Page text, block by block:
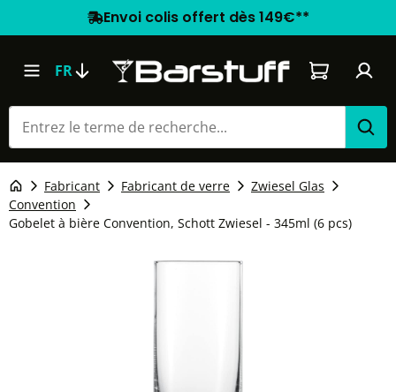
Envoi colis offert dès 149€**
FR Le panier
Fabricant Fabricant de verre
Zwiesel Glas
Convention
Gobelet à bière Convention, Schott Zwiesel - 345ml (6 pcs)